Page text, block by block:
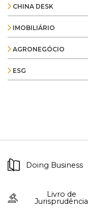
CHINA DESK
IMOBILIÁRIO
AGRONEGÓCIO
ESG
Doing Business
Livro de
Jurisprudência